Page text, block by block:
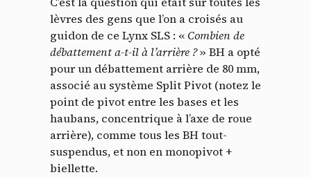
lèvres des gens que l’on a croisés au
guidon de ce Lynx SLS : «Combien de
débattement a-t-il à l’arrière ?» BH a opté
pour un débattement arrière de 80 mm,
associé au système Split Pivot (notez le
point de pivot entre les bases et les
haubans, concentrique à l’axe de roue
arrière), comme tous les BH tout-
suspendus, et non en monopivot +
biellette.